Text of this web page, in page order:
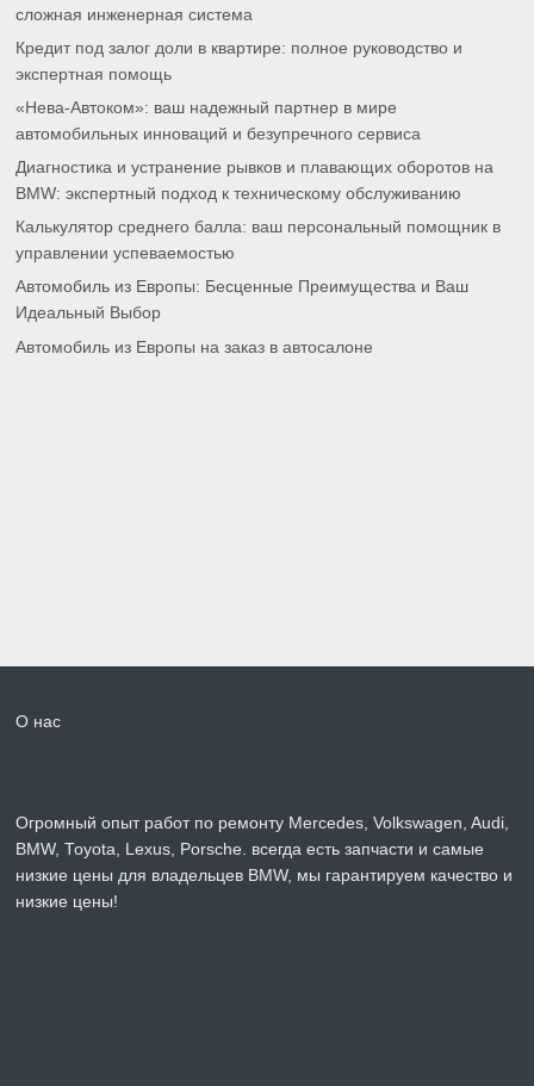
сложная инженерная система
Кредит под залог доли в квартире: полное руководство и
экспертная помощь
«Нева-Автоком»: ваш надежный партнер в мире
автомобильных инноваций и безупречного сервиса
Диагностика и устранение рывков и плавающих оборотов на
BMW: экспертный подход к техническому обслуживанию
Калькулятор среднего балла: ваш персональный помощник в
управлении успеваемостью
Автомобиль из Европы: Бесценные Преимущества и Ваш
Идеальный Выбор
Автомобиль из Европы на заказ в автосалоне
О нас
Огромный опыт работ по ремонту Mercedes, Volkswagen, Audi,
BMW, Toyota, Lexus, Porsche. всегда есть запчасти и самые
низкие цены для владельцев BMW, мы гарантируем качество и
низкие цены!